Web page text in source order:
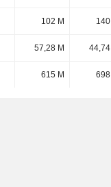
102 M 140
57,28 M 44,74
615 M 698